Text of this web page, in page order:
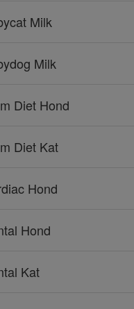
Milk
Milk
Diet Hond
Diet Kat
Hond
Hond
Kat